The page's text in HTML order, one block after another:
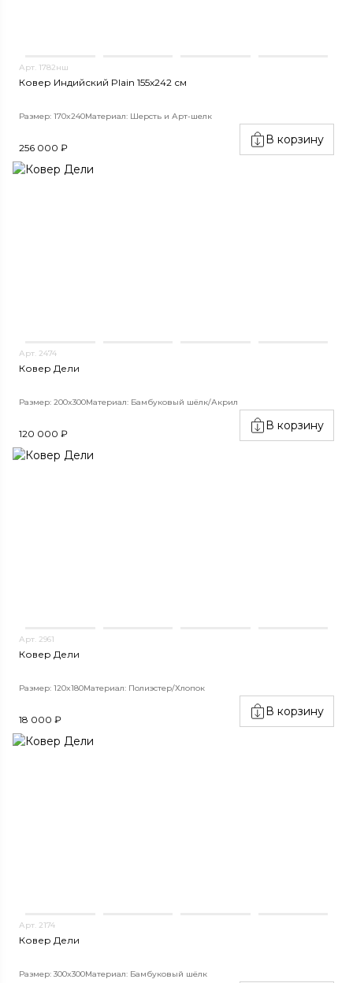
Арт. 1782нш
Ковер Индийский Plain 155x242 см
Размер: 170x240Материал: Шерсть и Арт-шелк
256 000 ₽
В корзину
Арт. 2474
Ковер Дели
Размер: 200x300Материал: Бамбуковый шёлк/Акрил
120 000 ₽
В корзину
Арт. 2961
Ковер Дели
Размер: 120x180Материал: Полиэстер/Хлопок
18 000 ₽
В корзину
Арт. 2174
Ковер Дели
Размер: 300x300Материал: Бамбуковый шёлк